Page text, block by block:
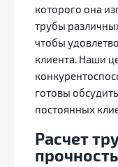
которого она
трубы
чтобы
клиента. Наши
готовы
постоянных
Расчет
прочность